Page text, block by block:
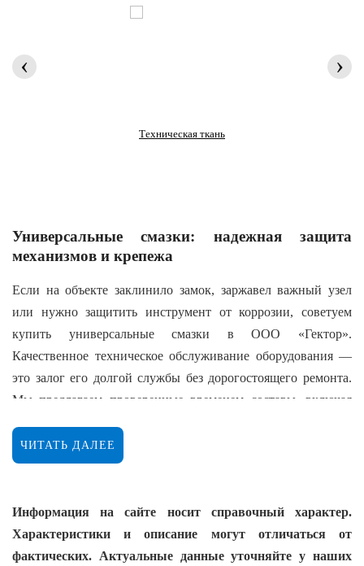
Техническая ткань
‹ ›
Универсальные смазки: надежная защита
механизмов и крепежа
Если на объекте заклинило замок, заржавел важный узел
или нужно защитить инструмент от коррозии, советуем
купить универсальные смазки в ООО «Гектор».
Качественное техническое обслуживание оборудования —
это залог его долгой службы без дорогостоящего ремонта.
Мы предлагаем проверенные временем составы, включая
Technische Trumpf, которые справляются с самыми
сложными задачами по очистке, смазке и защите
Для чего необходимы универсальные смазки на
объекте:
ЧИТАТЬ ДАЛЕЕ
Информация на сайте носит справочный характер.
Характеристики и описание могут отличаться от
фактических. Актуальные данные уточняйте у наших